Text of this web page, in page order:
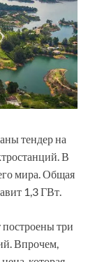
тендер на
В
мира. Общая
1,3 ГВт.
три
Впрочем,